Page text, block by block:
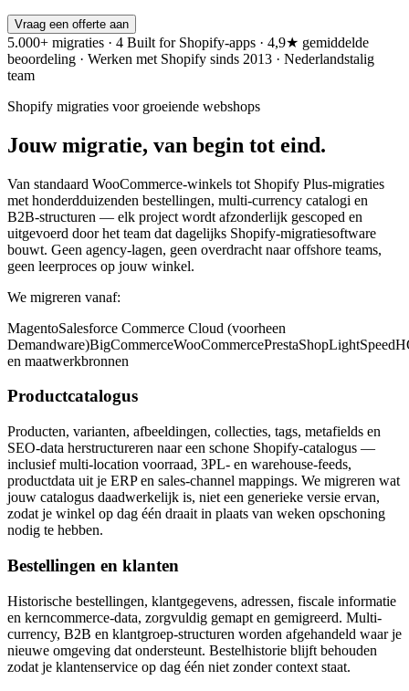
Vraag een offerte aan
5.000+ migraties · 4 Built for Shopify-apps · 4,9★ gemiddelde
beoordeling · Werken met Shopify sinds 2013 · Nederlandstalig
team
Shopify migraties voor groeiende webshops
Jouw migratie, van begin tot eind.
Van standaard WooCommerce-winkels tot Shopify Plus-migraties
met honderdduizenden bestellingen, multi-currency catalogi en
B2B-structuren — elk project wordt afzonderlijk gescoped en
uitgevoerd door het team dat dagelijks Shopify-migratiesoftware
bouwt. Geen agency-lagen, geen overdracht naar offshore teams,
geen leerproces op jouw winkel.
We migreren vanaf:
MagentoSalesforce Commerce Cloud (voorheen
Demandware)BigCommerceWooCommercePrestaShop
en maatwerkbronnen
Productcatalogus
Producten, varianten, afbeeldingen, collecties, tags, metafields en
SEO-data herstructureren naar een schone Shopify-catalogus —
inclusief multi-location voorraad, 3PL- en warehouse-feeds,
productdata uit je ERP en sales-channel mappings. We migreren wat
jouw catalogus daadwerkelijk is, niet een generieke versie ervan,
zodat je winkel op dag één draait in plaats van weken opschoning
nodig te hebben.
Bestellingen en klanten
Historische bestellingen, klantgegevens, adressen, fiscale informatie
en kerncommerce-data, zorgvuldig gemapt en gemigreerd. Multi-
currency, B2B en klantgroep-structuren worden afgehandeld waar je
nieuwe omgeving dat ondersteunt. Bestelhistorie blijft behouden
zodat je klantenservice op dag één niet zonder context staat.